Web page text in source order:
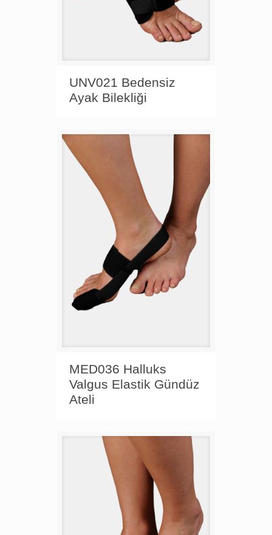
UNV021 Bedensiz
Ayak Bilekliği
MED036 Halluks
Valgus Elastik Gündüz
Ateli